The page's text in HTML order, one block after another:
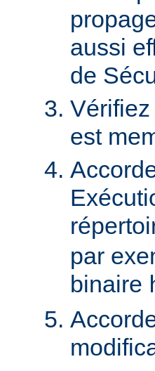
aussi
de
est
par
binaire